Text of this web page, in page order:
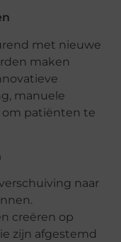
met nieuwe
maken
manuele
om patiënten te
naar
creëren op
zijn afgestemd